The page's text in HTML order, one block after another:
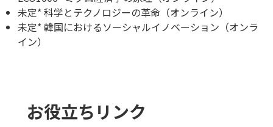
未定* 科学とテクノロジーの革命（オンライン）
未定* 韓国におけるソーシャルイノベーション（オンラ
イン）
お役立ちリンク